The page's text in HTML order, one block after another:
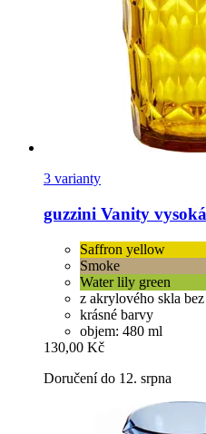
3 varianty
guzzini Vanity
Saffron yellow
Smoke
Water lily green
z akrylového skla
krásné barvy
objem: 480 ml
130,00 Kč
Doručení do 12. srpna